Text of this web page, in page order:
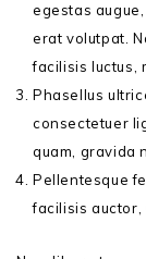
egestas
erat volutpat.
facilisis luctus,
Phasellus
consectetuer
quam, gravida
Pellentesque
facilisis auctor,